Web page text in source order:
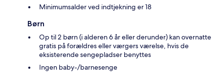
Minimumsalder ved indtjekning er 18
Børn
Op til 2 børn (i alderen 6 år eller derunder) kan overnatte
gratis på forældres eller værgers værelse, hvis de
eksisterende sengepladser benyttes
Ingen baby-/barnesenge